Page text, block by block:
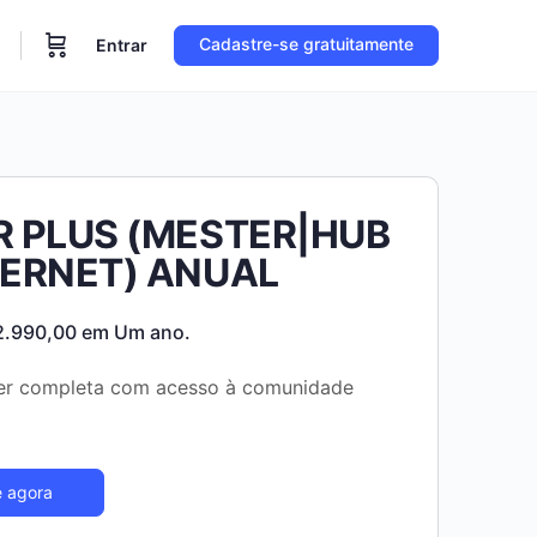
Entrar Cadastre-se gratuitamente
PLUS (MESTER|HUB
ANUAL
O
atual
em Um ano.
completa com acesso à comunidade
agora